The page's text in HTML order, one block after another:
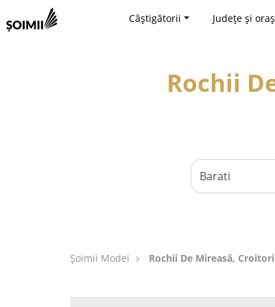
Câștigătorii Județe și
Rochii
Șoimii Modei Rochii De Mireasă,